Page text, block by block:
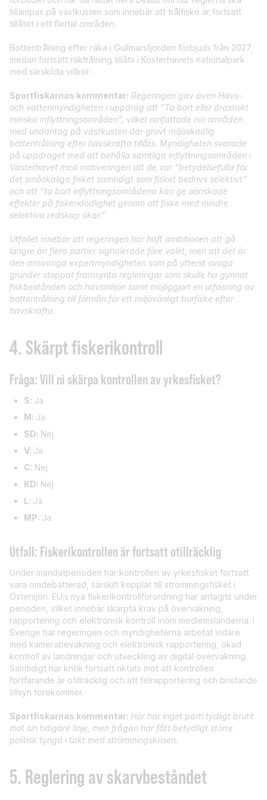
tillämpas på västkusten som innebär att trålfiske är fortsatt
tillåtet i ett flertal områden.
Bottentrålning efter räka i Gullmarsfjorden förbjuds från 2027,
medan fortsatt räktrålning tillåts i Kosterhavets nationalpark
med särskilda villkor.
Sportfiskarnas kommentar: Regeringen gav även Havs-
och vattenmyndigheten i uppdrag att ”Ta bort eller drastiskt
minska inflyttningsområden”, vilket omfattade nio områden
med undantag på västkusten där grovt miljöskadlig
bottentrålning efter havskräfta tillåts. Myndigheten svarade
på uppdraget med att behålla samtliga inflyttningsområden i
Västerhavet med motiveringen att de var ”betydelsefulla för
det småskaliga fisket samtidigt som fisket bedrivs selektivt”
och att ”ta bort inflyttningsområdena kan ge oönskade
effekter på fiskeridödlighet genom att fiske med mindre
selektiva redskap ökar.”
Utfallet innebär att regeringen har haft ambitionen att gå
längre än flera partier signalerade före valet, men att det är
den ansvariga expertmyndigheten som på ytterst svaga
grunder stoppat framsynta regleringar som skulle ha gynnat
fiskbestånden och havsmiljön samt möjliggjort en utfasning av
bottentrålning till förmån för ett miljövänligt burfiske efter
havskräfta.
4. Skärpt fiskerikontroll
Fråga: Vill ni skärpa kontrollen av yrkesfisket?
S: Ja
M: Ja
SD: Nej
V: Ja
C: Nej
KD: Nej
L: Ja
MP: Ja
Utfall: Fiskerikontrollen är fortsatt otillräcklig
Under mandatperioden har kontrollen av yrkesfisket fortsatt
vara omdebatterad, särskilt kopplat till strömmingsfisket i
Östersjön. EU:s nya fiskerikontrollförordning har antagits under
perioden, vilket innebär skärpta krav på övervakning,
rapportering och elektronisk kontroll inom medlemsländerna. I
Sverige har regeringen och myndigheterna arbetat vidare
med kamerabevakning och elektronisk rapportering, ökad
kontroll av landningar och utveckling av digital övervakning.
Samtidigt har kritik fortsatt riktats mot att kontrollen
fortfarande är otillräcklig och att felrapportering och bristande
tillsyn förekommer.
Sportfiskarnas kommentar: Här har inget parti tydligt brutit
mot sin tidigare linje, men frågan har fått betydligt större
politisk tyngd i takt med strömmingskrisen.
5. Reglering av skarvbeståndet